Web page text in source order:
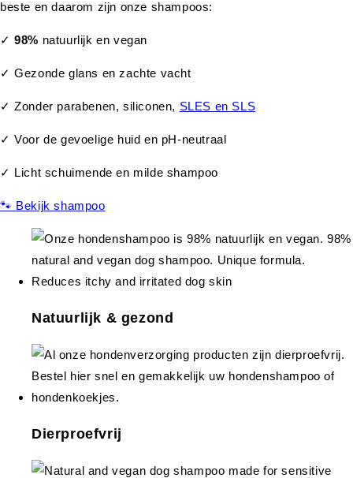
beste en daarom zijn onze shampoos:
✓98% natuurlijk en vegan
✓ Gezonde glans en zachte vacht
✓ Zonder parabenen, siliconen, SLES en SLS
✓ Voor de gevoelige huid en pH-neutraal
✓ Licht schuimende en milde shampoo
🐾 Bekijk shampoo
Natuurlijk & gezond
Dierproefvrij